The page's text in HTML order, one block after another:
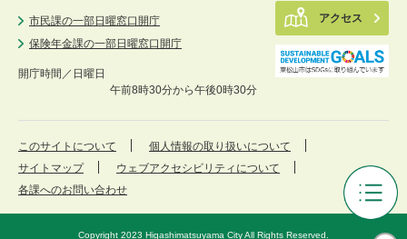
ひ
市民課の一部日曜窓口開庁
保険年金課の一部日曜窓口開庁
開庁時間／ 日曜日
午前8時30分から午後0時30分
アクセス
このサイトについて
個人情報の取り扱いについて
サイトマップ
ウェブアクセシビリティについて
各課へのお問い合わせ
Copyright 2023 Higashimatsuyama City All Rights Reserved.